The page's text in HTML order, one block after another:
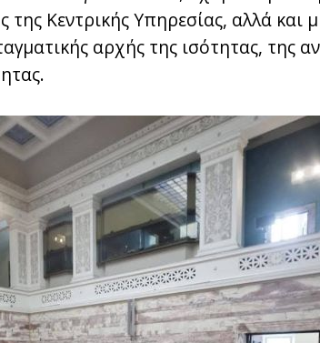
της Κεντρικής Υπηρεσίας, αλλά και
αρχής της ισότητας, της